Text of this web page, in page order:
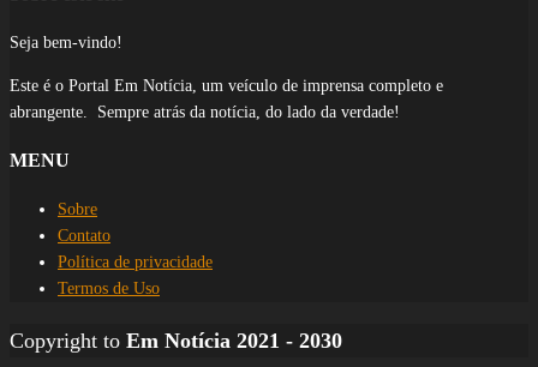
Seja bem-vindo!
Este é o Portal Em Notícia, um veículo de imprensa completo e
abrangente. Sempre atrás da notícia, do lado da verdade!
MENU
Sobre
Contato
Política de privacidade
Termos de Uso
Copyright to Em Notícia 2021 - 2030